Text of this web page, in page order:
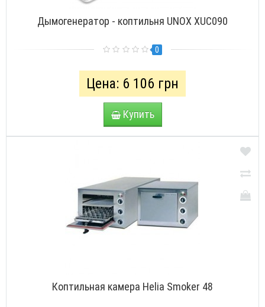
Дымогенератор - коптильня UNOX XUC090
0
Цена: 6 106 грн
Купить
Коптильная камера Helia Smoker 48